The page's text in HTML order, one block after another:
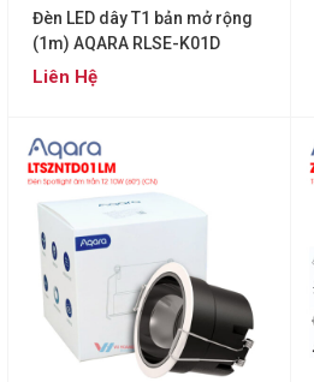
Đèn LED dây T1 bản mở rộng
(1m) AQARA RLSE-K01D
Liên Hệ